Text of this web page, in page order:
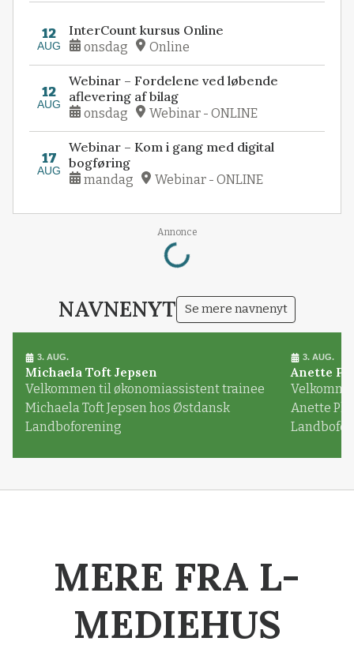
12
AUG
InterCount kursus Online
onsdag Online
12
AUG
Webinar – Fordelene ved løbende
aflevering af bilag
onsdag Webinar - ONLINE
17
AUG
Webinar – Kom i gang med digital
bogføring
mandag Webinar - ONLINE
Annonce
Loading...
NAVNENYT Se mere navnenyt
3. AUG.
Michaela Toft Jepsen
Velkommen til økonomiassistent trainee
Michaela Toft Jepsen hos Østdansk
Landboforening
3. AUG.
Anette
Anette
MERE FRA L-
MEDIEHUS